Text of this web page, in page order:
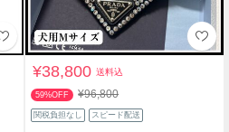
¥38,800送料込
59%OFF ¥96,800
関税負担なし スピード配送